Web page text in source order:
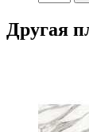
Другая